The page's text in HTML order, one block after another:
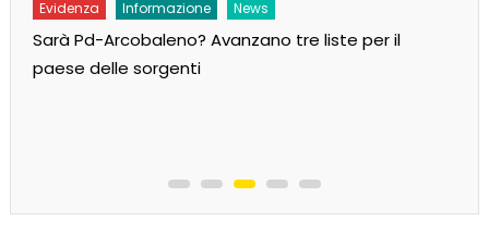
Andiamo al governo per cambiare il Paese!